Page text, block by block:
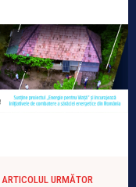
ARTICOLUL URMĂTOR